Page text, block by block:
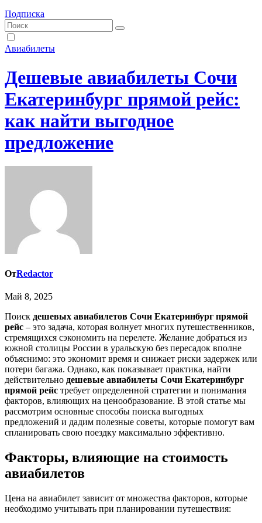
Подписка
Авиабилеты
Дешевые авиабилеты Сочи
Екатеринбург прямой рейс:
как найти выгодное
предложение
ОтRedactor
Май 8, 2025
Поиск дешевых авиабилетов Сочи Екатеринбург прямой
рейс – это задача, которая волнует многих путешественников,
стремящихся сэкономить на перелете. Желание добраться из
южной столицы России в уральскую без пересадок вполне
объяснимо: это экономит время и снижает риски задержек или
потери багажа. Однако, как показывает практика, найти
действительно дешевые авиабилеты Сочи Екатеринбург
прямой рейс требует определенной стратегии и понимания
факторов, влияющих на ценообразование. В этой статье мы
рассмотрим основные способы поиска выгодных
предложений и дадим полезные советы, которые помогут вам
спланировать свою поездку максимально эффективно.
Факторы, влияющие на стоимость
авиабилетов
Цена на авиабилет зависит от множества факторов, которые
необходимо учитывать при планировании путешествия: